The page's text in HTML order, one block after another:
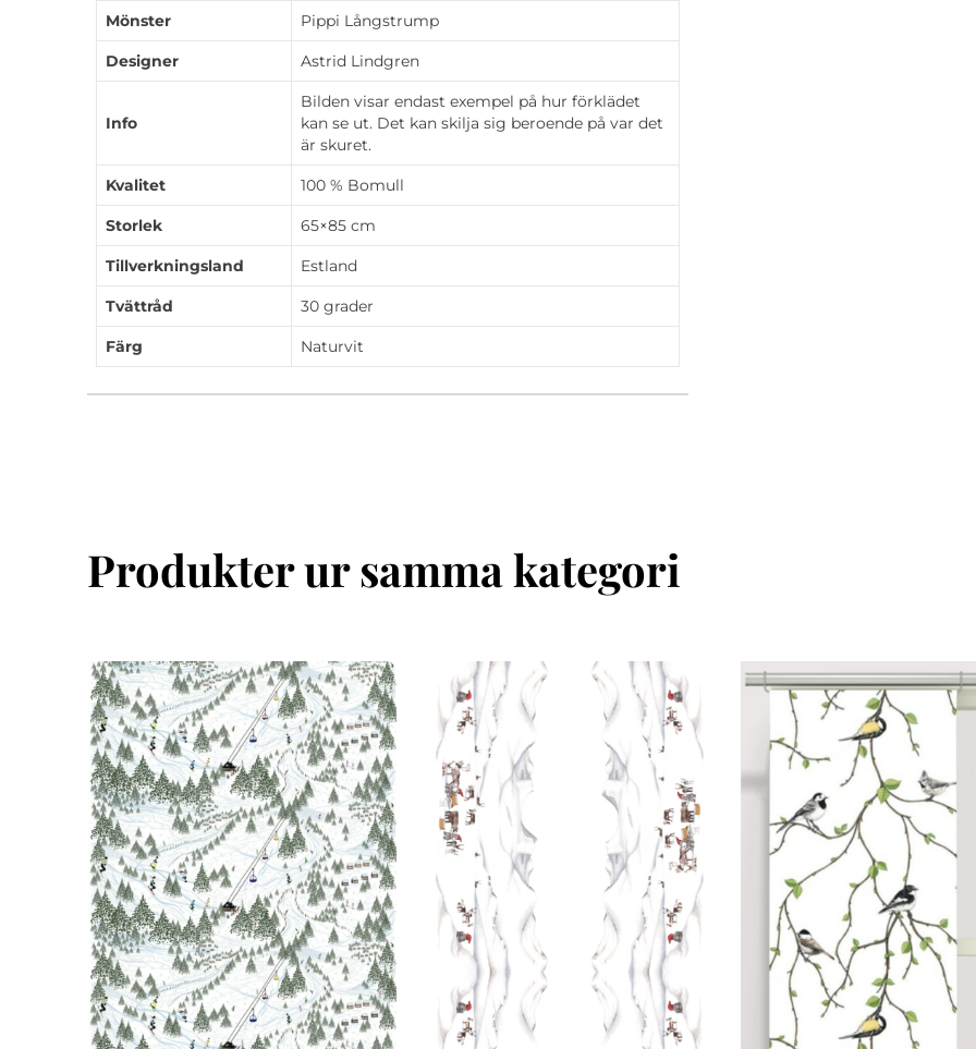
Mönster Pippi Långstrump
Designer Astrid Lindgren
Info
Bilden visar endast exempel på hur förklädet
kan se ut. Det kan skilja sig beroende på var det
är skuret.
Kvalitet 100 % Bomull
Storlek 65×85 cm
Tillverkningsland Estland
Tvättråd 30 grader
Färg Naturvit
Produkter ur samma kategori